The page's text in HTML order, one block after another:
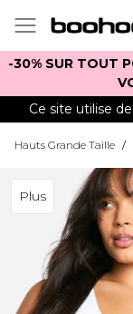
-30% SUR TOUT
Ce site utilise
Hauts Grande Taille /
Plus